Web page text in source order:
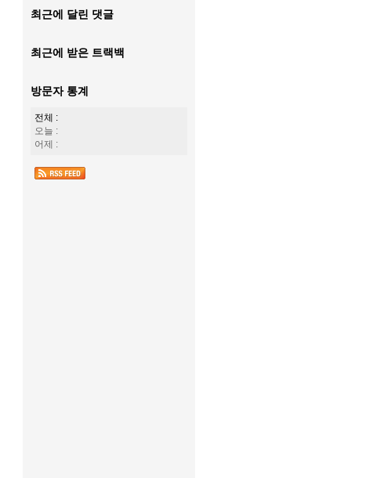
최근에 달린 댓글
최근에 받은 트랙백
방문자 통계
전체 :
오늘 :
어제 :